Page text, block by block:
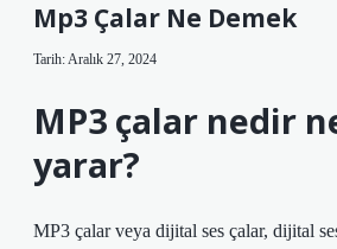
Mp3 Çalar Ne Demek
Tarih: Aralık 27, 2024
MP3 çalar nedir
yarar?
MP3 çalar veya dijital ses çalar, dijital